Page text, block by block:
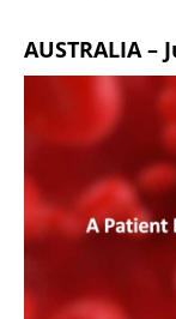
AUSTRALIA –